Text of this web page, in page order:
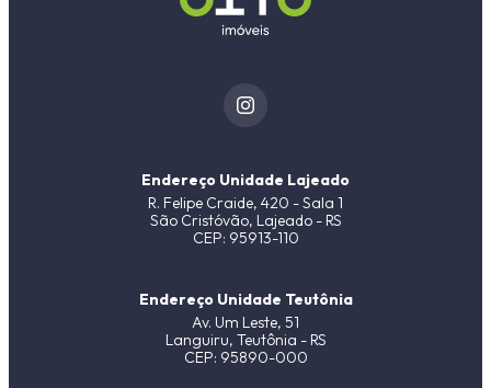
Endereço Unidade Lajeado
R. Felipe Craide, 420 - Sala 1
São Cristóvão, Lajeado - RS
CEP: 95913-110
Endereço Unidade Teutônia
Av. Um Leste, 51
Languiru, Teutônia - RS
CEP: 95890-000